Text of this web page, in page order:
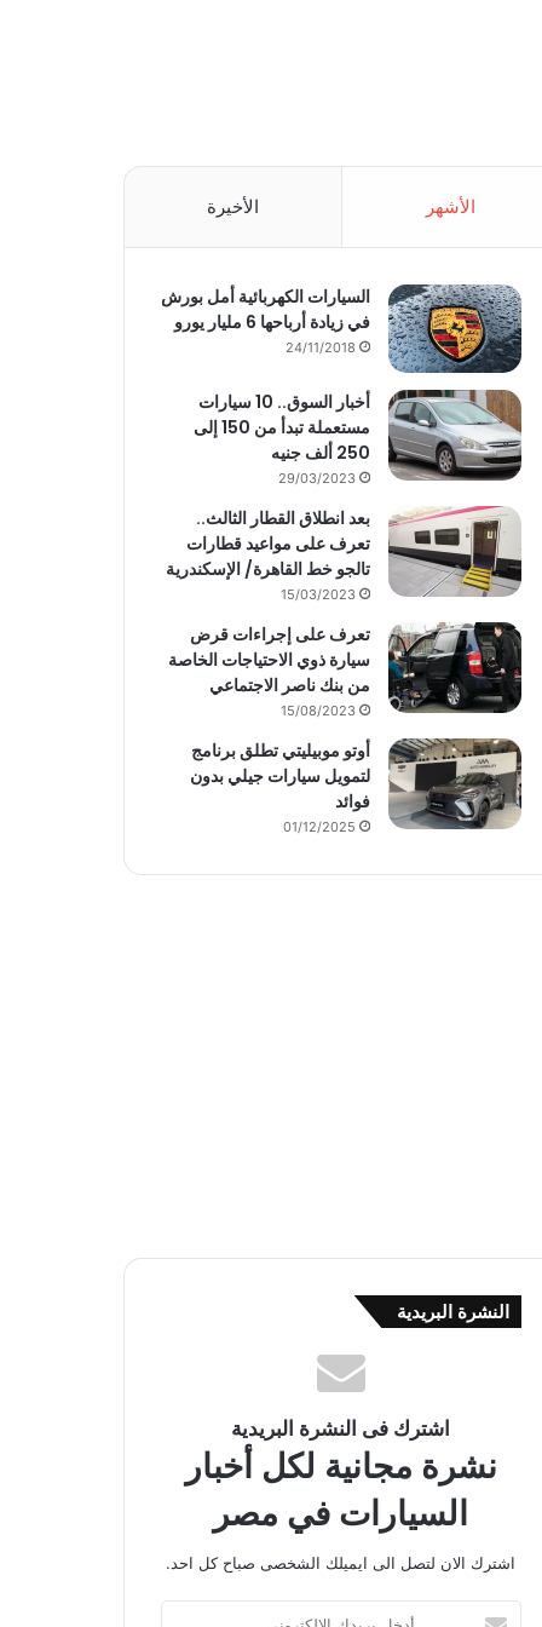
الأشهر الأخيرة
السيارات الكهربائية أمل بورش
في زيادة أرباحها 6 مليار يورو
24/11/2018
أخبار السوق.. 10 سيارات
مستعملة تبدأ من 150 إلى
250 ألف جنيه
29/03/2023
بعد انطلاق القطار الثالث..
تعرف على مواعيد قطارات
تالجو خط القاهرة/ الإسكندرية
15/03/2023
تعرف على إجراءات قرض
سيارة ذوي الاحتياجات الخاصة
من بنك ناصر الاجتماعي
15/08/2023
أوتو موبيليتي تطلق برنامج
لتمويل سيارات جيلي بدون
فوائد
01/12/2025
النشرة البريدية
اشترك فى النشرة البريدية
نشرة مجانية لكل أخبار
السيارات في مصر
اشترك الان لتصل الى ايميلك الشخصى صباح كل احد.